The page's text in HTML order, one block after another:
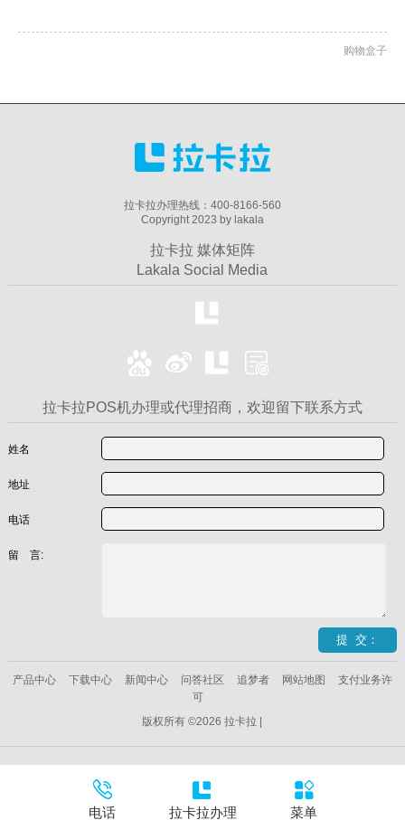
购物盒子
拉卡拉办理热线：400-8166-560
Copyright 2023 by lakala
拉卡拉 媒体矩阵
Lakala Social Media
拉卡拉POS机办理或代理招商，欢迎留下联系方式
姓名
地址
电话
留 言:
产品中心 下载中心 新闻中心 问答社区 追梦者 网站地图
支付业务许
可
版权所有 ©2026 拉卡拉 |
电话 拉卡拉办理 菜单